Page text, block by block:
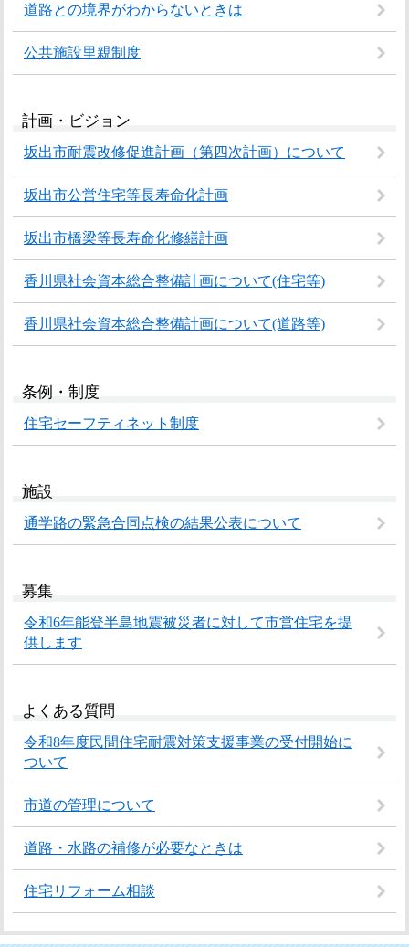
道路との境界がわからないときは
公共施設里親制度
計画・ビジョン
坂出市耐震改修促進計画（第四次計画）について
坂出市公営住宅等長寿命化計画
坂出市橋梁等長寿命化修繕計画
香川県社会資本総合整備計画について(住宅等)
香川県社会資本総合整備計画について(道路等)
条例・制度
住宅セーフティネット制度
施設
通学路の緊急合同点検の結果公表について
募集
令和6年能登半島地震被災者に対して市営住宅を提
供します
よくある質問
令和8年度民間住宅耐震対策支援事業の受付開始に
ついて
市道の管理について
道路・水路の補修が必要なときは
住宅リフォーム相談